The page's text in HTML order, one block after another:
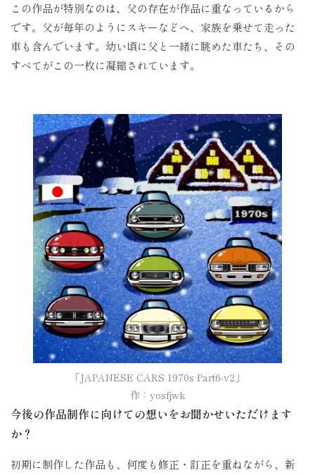
「JAPANESE CARS 1970s Part6-v2」
作：yosfjwk
この作品が特別なのは、父の存在が作品に重なっているから
です。父が毎年のようにスキーなどへ、家族を乗せて走った
車も含んでいます。幼い頃に父と一緒に眺めた車たち、その
すべてがこの一枚に凝縮されています。
今後の作品制作に向けての想いをお聞かせいただけます
か？
初期に制作した作品も、何度も修正・訂正を重ねながら、新